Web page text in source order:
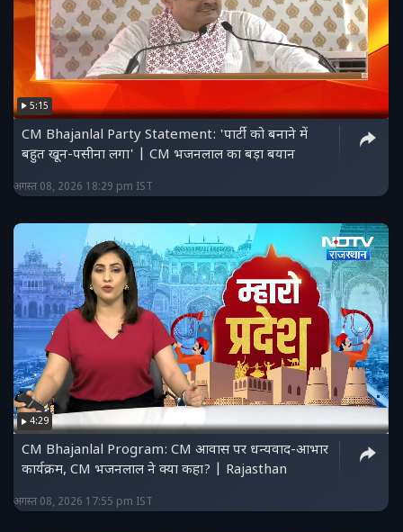
5:15
CM Bhajanlal Party Statement: 'पार्टी को बनाने में
बहुत खून-पसीना लगा' | CM भजनलाल का बड़ा बयान
अगस्त 08, 2026 18:29 pm IST
4:29
CM Bhajanlal Program: CM आवास पर धन्यवाद-आभार
कार्यक्रम, CM भजनलाल ने क्या कहा? | Rajasthan
अगस्त 08, 2026 17:55 pm IST